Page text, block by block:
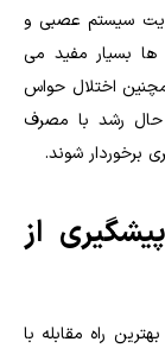
سیستم عصبی و
بسیار مفید می
اختلال حواس
حال رشد با مصرف
برخوردار شوند.
از
راه مقابله با